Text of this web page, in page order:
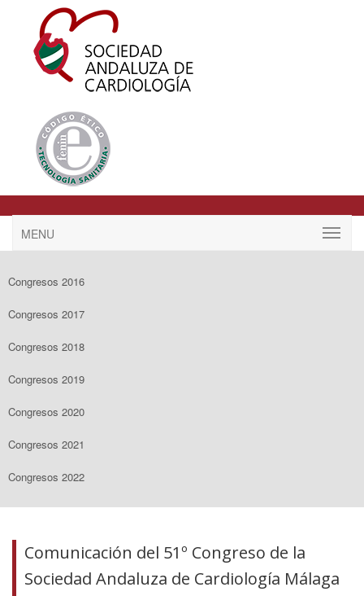
MENU
Congresos 2016
Congresos 2017
Congresos 2018
Congresos 2019
Congresos 2020
Congresos 2021
Congresos 2022
Comunicación del 51º Congreso de la
Sociedad Andaluza de Cardiología Málaga